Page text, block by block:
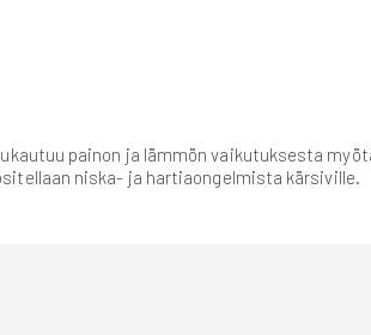
painon ja lämmön vaikutuksesta
niska- ja hartiaongelmista kärsiville.